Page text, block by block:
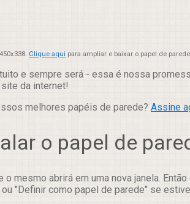
Clique aqui para ampliar e baixar o papel de
e sempre será - essa é nossa
da internet!
melhores papéis de parede? Assine
o papel de
o mesmo abrirá em uma nova janela.
"Definir como papel de parede" se